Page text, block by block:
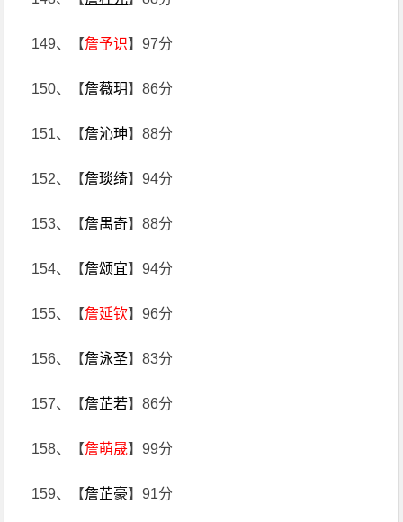
149、【詹予识】97分
150、【詹薇玥】86分
151、【詹沁珅】88分
152、【詹琰绮】94分
153、【詹禺奇】88分
154、【詹颂宜】94分
155、【詹延钦】96分
156、【詹泳圣】83分
157、【詹芷若】86分
158、【詹萌晟】99分
159、【詹芷豪】91分